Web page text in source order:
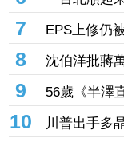
7
EPS上修仍
元 記憶體、
8
沈伯洋批蔣
後不用負責
9
56歲《半澤
孕將升格新
10
川普出手多
15% 盧特